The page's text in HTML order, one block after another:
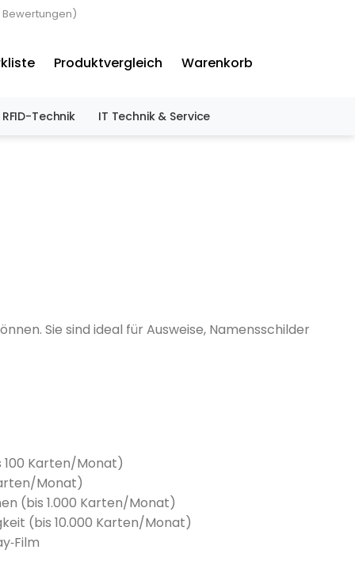
Produktvergleich Warenkorb
RFID-Technik IT Technik & Service
Sie sind ideal für Ausweise, Namensschilder
100 Karten/Monat)
Monat)
(bis 1.000 Karten/Monat)
(bis 10.000 Karten/Monat)